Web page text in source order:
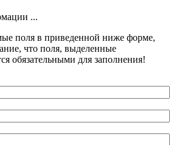
...
поля в приведенной ниже форме,
что поля, выделенные
обязательными для заполнения!